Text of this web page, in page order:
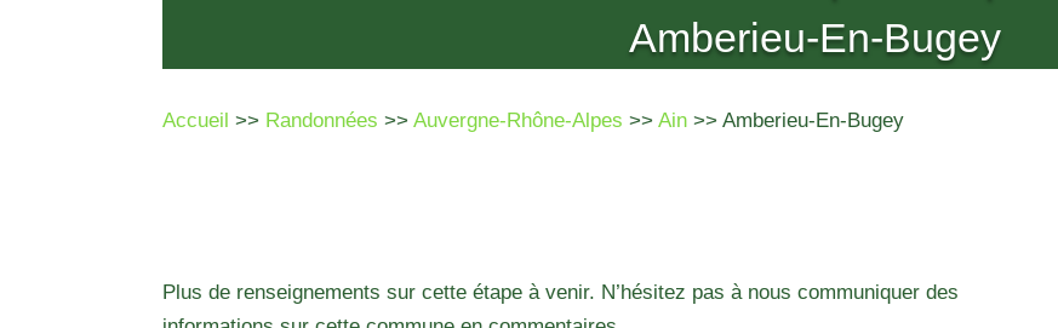
Amberieu-En-Bugey
Accueil >> Randonnées >>Auvergne-Rhône-Alpes >>Ain >> Amberieu-En-Bugey
Plus de renseignements sur cette étape à venir. N’hésitez pas à nous communiquer des